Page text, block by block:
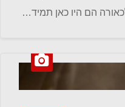
הם היו כאן תמיד…